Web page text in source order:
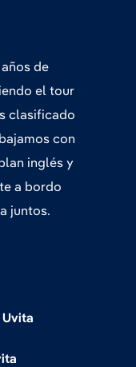
de
el tour
clasificado
con
inglés y
a bordo
juntos.
Uvita